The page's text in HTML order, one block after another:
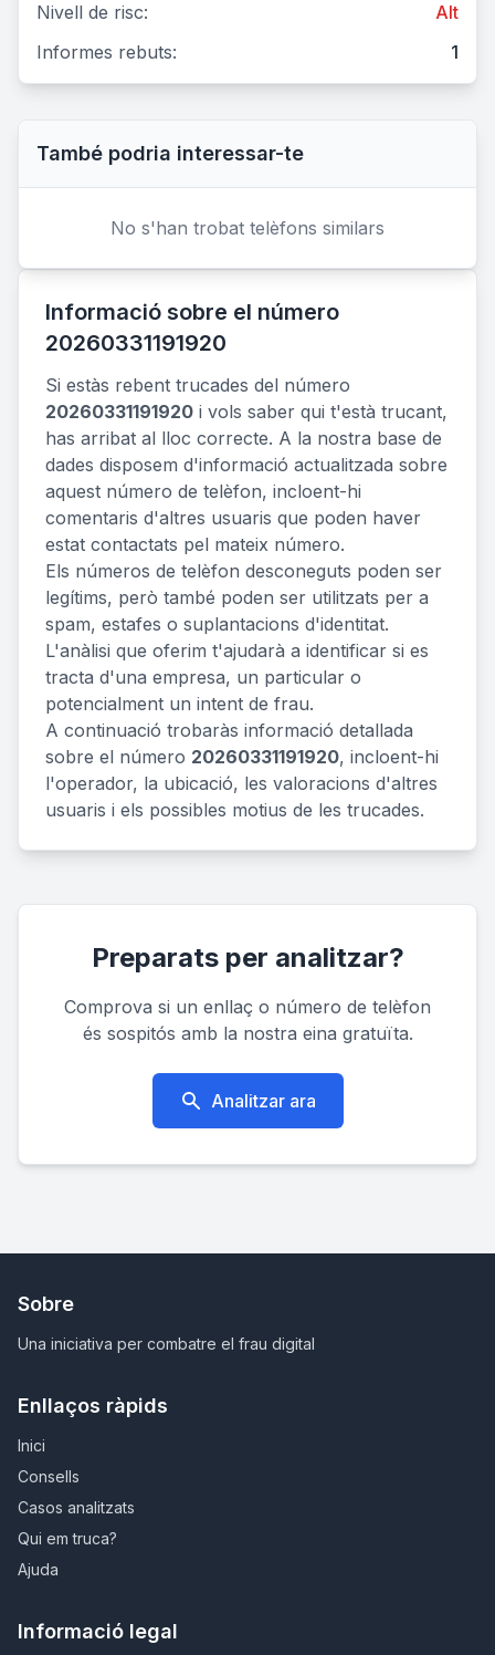
Nivell de risc:
Alt
Informes rebuts:
1
També podria interessar-te
No s'han trobat telèfons similars
Informació sobre el número
20260331191920
Si estàs rebent trucades del número
20260331191920 i vols saber qui t'està trucant,
has arribat al lloc correcte. A la nostra base de
dades disposem d'informació actualitzada sobre
aquest número de telèfon, incloent-hi
comentaris d'altres usuaris que poden haver
estat contactats pel mateix número.
Els números de telèfon desconeguts poden ser
legítims, però també poden ser utilitzats per a
spam, estafes o suplantacions d'identitat.
L'anàlisi que oferim t'ajudarà a identificar si es
tracta d'una empresa, un particular o
potencialment un intent de frau.
A continuació trobaràs informació detallada
sobre el número 20260331191920, incloent-hi
l'operador, la ubicació, les valoracions d'altres
usuaris i els possibles motius de les trucades.
Preparats per analitzar?
Comprova si un enllaç o número de telèfon
és sospitós amb la nostra eina gratuïta.
Analitzar ara
Sobre
Una iniciativa per combatre el frau digital
Enllaços ràpids
Inici
Consells
Casos analitzats
Qui em truca?
Ajuda
Informació legal